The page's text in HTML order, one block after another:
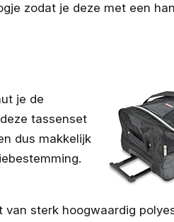
zodat je deze met een
je de
tassenset
dus makkelijk
van sterk hoogwaardig